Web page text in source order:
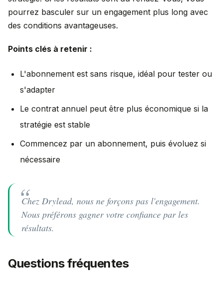
pourrez basculer sur un engagement plus long avec
des conditions avantageuses.
Points clés à retenir :
L'abonnement est sans risque, idéal pour tester ou
s'adapter
Le contrat annuel peut être plus économique si la
stratégie est stable
Commencez par un abonnement, puis évoluez si
nécessaire
Chez Drylead, nous ne forçons pas l'engagement.
Nous préférons gagner votre confiance par les
résultats.
Questions fréquentes